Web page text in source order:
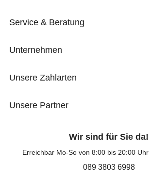
Service & Beratung
Unternehmen
Unsere Zahlarten
Unsere Partner
Wir sind für Sie da!
Erreichbar Mo-So von 8:00 bis 20:00 Uhr
089 3803 6998